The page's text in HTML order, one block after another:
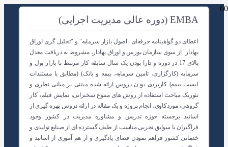
EMBA (دوره عالی مدیریت اجرایی)
اعطای دو گواهینامه حرفه‌ای "اصول بازار سرمایه" و "تحلیل گری اوراق
بهادار" از سوی سازمان بورس و اوراق بهادار، مشروط به دریافت معدل
بالای 17 در دوره و دارا بودن یک سال سابقه کار مرتبط با بازار پول و
سرمایه (کارگزاری، تامین سرمایه، بیمه و بانک) (مطابق با مستندات
لیست بیمه) کاربردی بودن دروس ارائه شده مبتنی بر مبانی نظری و
تئوریک مباحث استفاده از روش های متنوع سخنرانی، نمایش فیلم، کار
گروهی، موردکاوی، انجام پروژه و یک مقاله در ارائه دروس بهره گیری از
اساتید برجسته حوزه تدریس و مشاوره مدیریت در کشور وجود
فراگیران با سوابق تجربی مناسب از طیف گسترده ای از صنایع تولیدی و
خدماتی کشور فراهم نمودن فضای یادگیری و از هم آموزی از اساتید و